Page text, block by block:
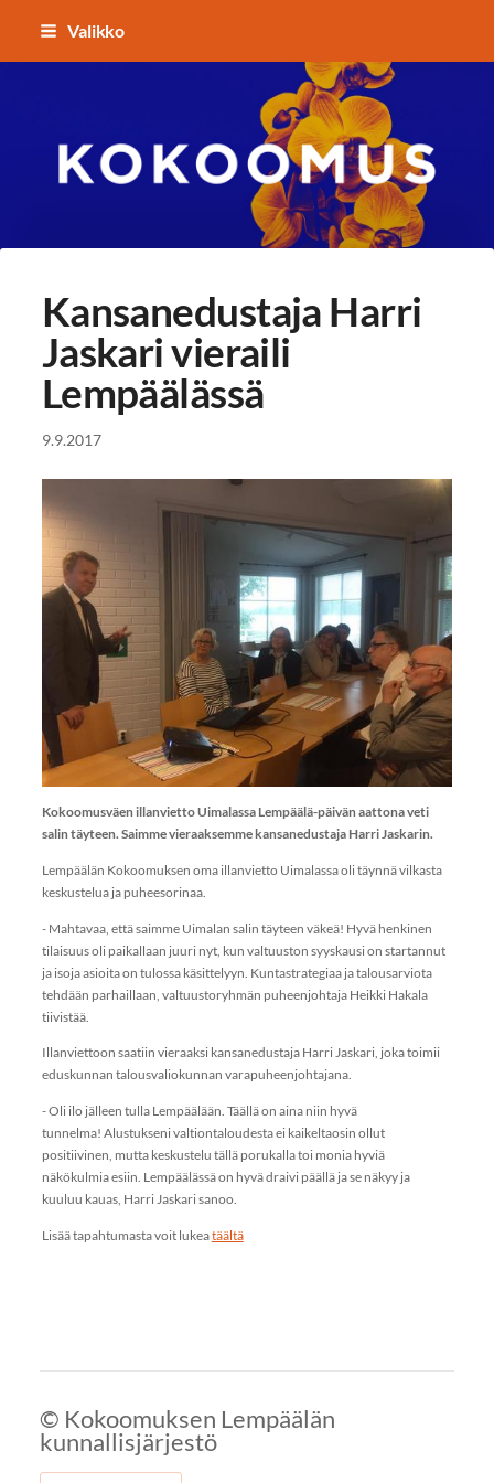
Siirry
sisältöön
Valikko
Kokoomuksen
Kansanedustaja Harri
Jaskari vieraili
Lempäälässä
9.9.2017
Kokoomusväen illanvietto Uimalassa Lempäälä-päivän aattona veti
salin täyteen. Saimme vieraaksemme kansanedustaja Harri Jaskarin.
Lempäälän Kokoomuksen oma illanvietto Uimalassa oli täynnä vilkasta
keskustelua ja puheesorinaa.
- Mahtavaa, että saimme Uimalan salin täyteen väkeä! Hyvä henkinen
tilaisuus oli paikallaan juuri nyt, kun valtuuston syyskausi on startannut
ja isoja asioita on tulossa käsittelyyn. Kuntastrategiaa ja talousarviota
tehdään parhaillaan, valtuustoryhmän puheenjohtaja Heikki Hakala
tiivistää.
Illanviettoon saatiin vieraaksi kansanedustaja Harri Jaskari, joka toimii
eduskunnan talousvaliokunnan varapuheenjohtajana.
- Oli ilo jälleen tulla Lempäälään. Täällä on aina niin hyvä
tunnelma! Alustukseni valtiontaloudesta ei kaikeltaosin ollut
positiivinen, mutta keskustelu tällä porukalla toi monia hyviä
näkökulmia esiin. Lempäälässä on hyvä draivi päällä ja se näkyy ja
kuuluu kauas, Harri Jaskari sanoo.
Lisää tapahtumasta voit lukeatäältä
© Kokoomuksen Lempäälän
kunnallisjärjestö